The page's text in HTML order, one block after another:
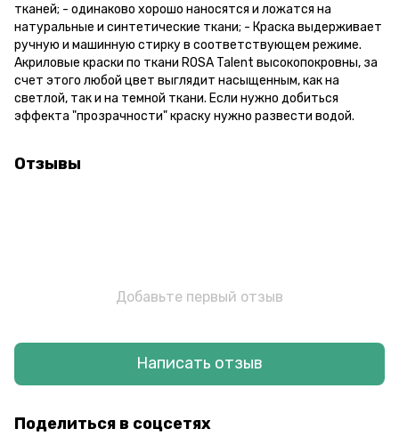
тканей; - одинаково хорошо наносятся и ложатся на
натуральные и синтетические ткани; - Краска выдерживает
ручную и машинную стирку в соответствующем режиме.
Акриловые краски по ткани ROSA Talent высокопокровны, за
счет этого любой цвет выглядит насыщенным, как на
светлой, так и на темной ткани. Если нужно добиться
эффекта "прозрачности" краску нужно развести водой.
Отзывы
Добавьте первый отзыв
Написать отзыв
Поделиться в соцсетях